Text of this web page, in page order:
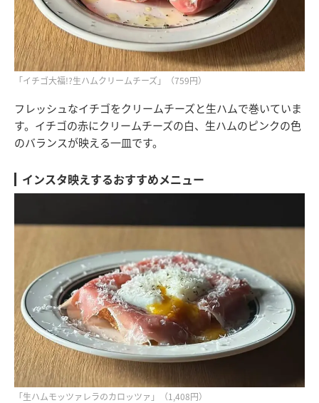
「イチゴ大福!?生ハムクリームチーズ」（759円）
フレッシュなイチゴをクリームチーズと生ハムで巻いていま
す。イチゴの赤にクリームチーズの白、生ハムのピンクの色
のバランスが映える一皿です。
インスタ映えするおすすめメニュー
「生ハムモッツァレラのカロッツァ」（1,408円）